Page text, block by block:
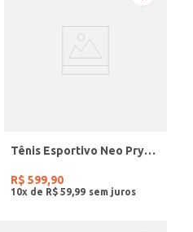
Tênis Esportivo Neo Pryzma Mizuno Feminino AZUL
R$ 599,90
10x de R$ 59 99